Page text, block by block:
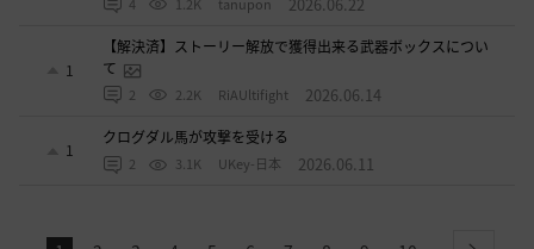
4 1.2K tanupon
1
【解決済】ストーリー解放で獲得出来る武器ボックスについ
て
2 2.2K RiAUltifight 2026.06.14
1
クログダル馬が攻撃を受ける
2 3.1K UKey-日本 2026.06.11